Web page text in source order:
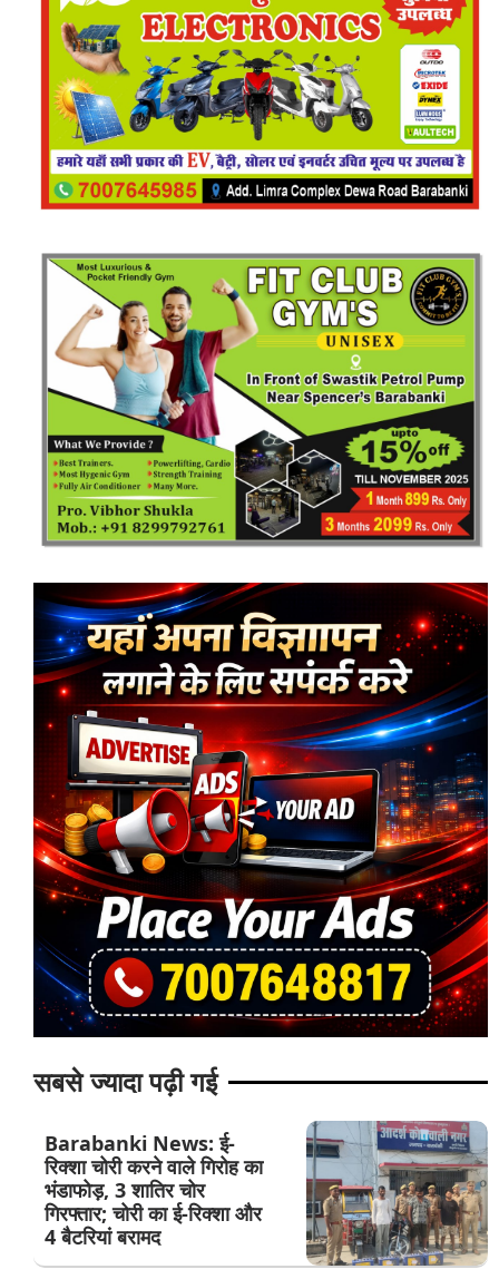
सबसे ज्यादा पढ़ी गई
Barabanki News: ई-
रिक्शा चोरी करने वाले गिरोह का
भंडाफोड़, 3 शातिर चोर
गिरफ्तार; चोरी का ई-रिक्शा और
4 बैटरियां बरामद